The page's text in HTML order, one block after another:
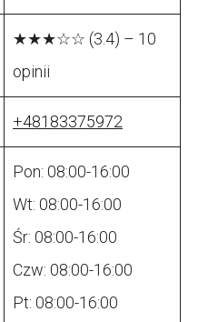
★★★☆☆ (3.4) – 10
opinii
+48183375972
Pon: 08:00-16:00
Wt: 08:00-16:00
Śr: 08:00-16:00
Czw: 08:00-16:00
Pt: 08:00-16:00